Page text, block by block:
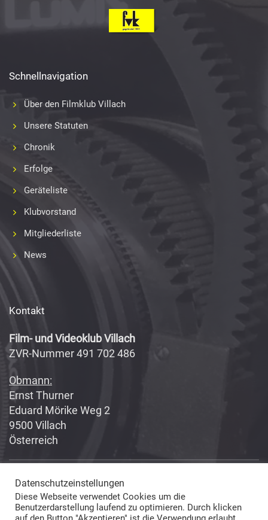
Schnellnavigation
Über den Filmklub Villach
Unsere Statuten
Chronik
Erfolge
Geräteliste
Klubvorstand
Mitgliederliste
News
Kontakt
Film- und Videoklub Villach
ZVR-Nummer 491 702 486
Obmann:
Ernst Thurner
Eduard Mörike Weg 2
9500 Villach
Österreich
Copyright 2017-2018Fabian Geissler (Webseitendesign)
und Film- und Videoklub Villach (Inhalte) © All Rights Reserved
Datenschutzeinstellungen
Diese Webseite verwendet Cookies um die
Benutzerdarstellung laufend zu optimieren. Durch klicken